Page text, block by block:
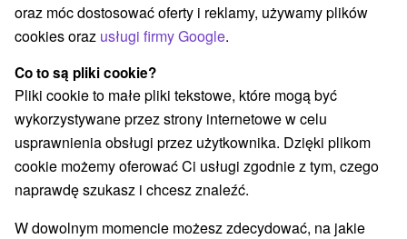
Zarezerwuj przez booking
REZERWACJA I WYBÓR OFERTY
Skontaktuj się bezpośrednio z właścicielem.
Przejdź do lokalizacji
O URZĄDZENIA SPRZĘT
oraz móc dostosować oferty i reklamy, używamy plików
cookies oraz usługi firmy Google.
Co to są pliki cookie?
Pliki cookie to małe pliki tekstowe, które mogą być
wykorzystywane przez strony internetowe w celu
usprawnienia obsługi przez użytkownika. Dzięki plikom
cookie możemy oferować Ci usługi zgodnie z tym, czego
naprawdę szukasz i chcesz znaleźć.
W dowolnym momencie możesz zdecydować, na jakie